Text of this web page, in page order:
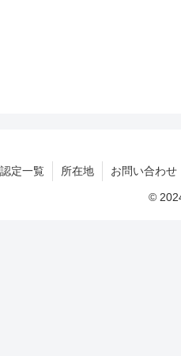
定一覧 所在地 お問い合わせ
©